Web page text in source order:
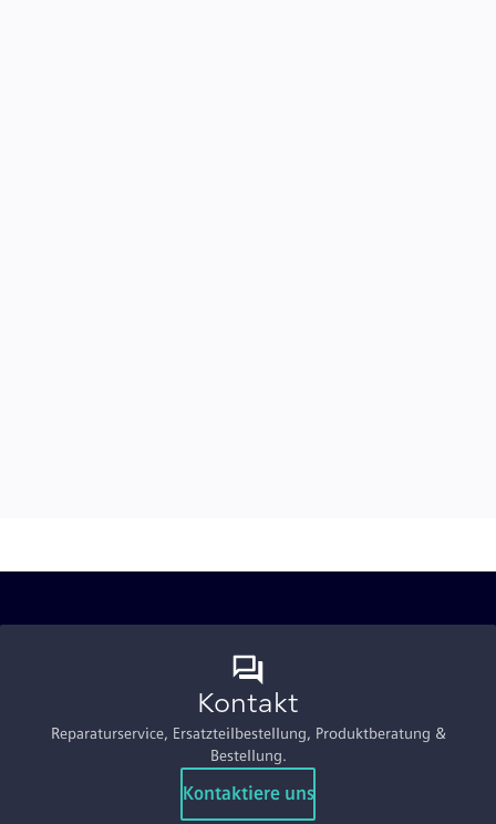
Kontakt
Reparaturservice, Ersatzteilbestellung, Produktberatung &
Bestellung.
Kontaktiere uns